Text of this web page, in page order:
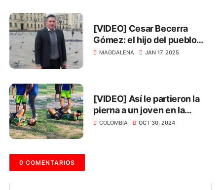
[VIDEO] Cesar Becerra
Gómez: el hijo del pueblo
que lucha por la justicia
MAGDALENA JAN 17, 2025
[VIDEO] Así le partieron la
pierna a un joven en la
Universidad del Magdalena
COLOMBIA OCT 30, 2024
0 COMENTARIOS